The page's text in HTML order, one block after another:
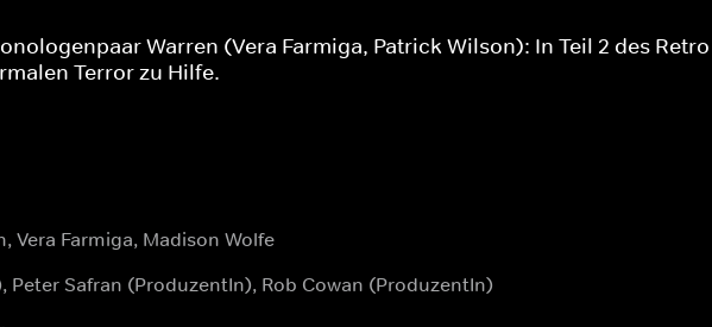
Warren (Vera Farmiga, Patrick Wilson): In Teil 2 des
Terror zu Hilfe.
Vera Farmiga, Madison Wolfe
Peter Safran (ProduzentIn), Rob Cowan (ProduzentIn)